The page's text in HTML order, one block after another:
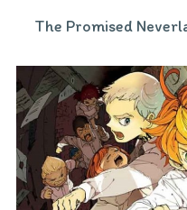
The Promised